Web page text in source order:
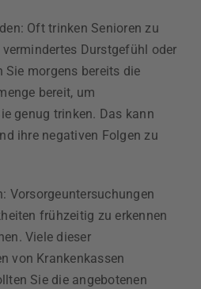
Oft trinken Senioren zu
Durstgefühl oder
Sie morgens bereits die
bereit, um
genug trinken. Das kann
ihre negativen Folgen zu
Vorsorgeuntersuchungen
frühzeitig zu erkennen
Viele dieser
von Krankenkassen
Sie die angebotenen